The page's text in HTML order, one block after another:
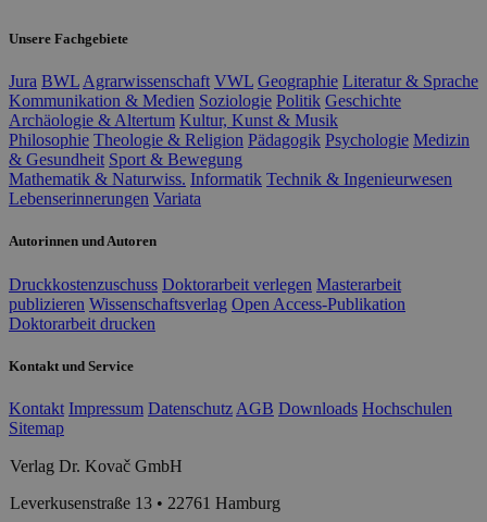
Unsere Fachgebiete
Jura BWL Agrarwissenschaft VWL Geographie Literatur & Sprache
Kommunikation & Medien Soziologie Politik Geschichte
Archäologie & Altertum Kultur, Kunst & Musik
Philosophie Theologie & Religion Pädagogik Psychologie Medizin
& Gesundheit Sport & Bewegung
Mathematik & Naturwiss. Informatik Technik & Ingenieurwesen
Lebenserinnerungen Variata
Autorinnen und Autoren
Druckkostenzuschuss Doktorarbeit verlegen Masterarbeit
publizieren Wissenschaftsverlag Open Access-Publikation
Doktorarbeit drucken
Kontakt und Service
Kontakt Impressum Datenschutz AGB Downloads Hochschulen
Sitemap
Verlag Dr. Kovač GmbH
Leverkusenstraße 13 • 22761 Hamburg